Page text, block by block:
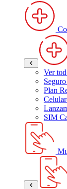
Ver
Plan
SIM